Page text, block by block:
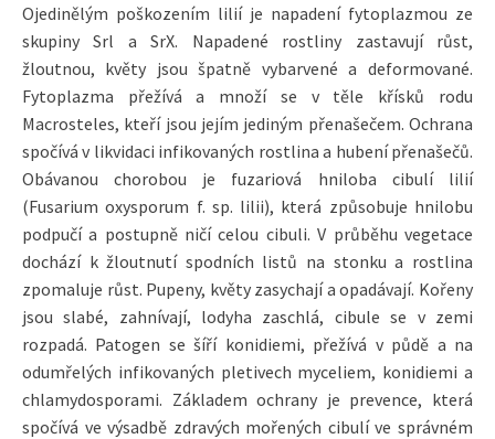
Ojedinělým poškozením lilií je napadení fytoplazmou ze
skupiny Srl a SrX. Napadené rostliny zastavují růst,
žloutnou, květy jsou špatně vybarvené a deformované.
Fytoplazma přežívá a množí se v těle křísků rodu
Macrosteles, kteří jsou jejím jediným přenašečem. Ochrana
spočívá v likvidaci infikovaných rostlina a hubení přenašečů.
Obávanou chorobou je fuzariová hniloba cibulí lilií
(Fusarium oxysporum f. sp. lilii), která způsobuje hnilobu
podpučí a postupně ničí celou cibuli. V průběhu vegetace
dochází k žloutnutí spodních listů na stonku a rostlina
zpomaluje růst. Pupeny, květy zasychají a opadávají. Kořeny
jsou slabé, zahnívají, lodyha zaschlá, cibule se v zemi
rozpadá. Patogen se šíří konidiemi, přežívá v půdě a na
odumřelých infikovaných pletivech myceliem, konidiemi a
chlamydosporami. Základem ochrany je prevence, která
spočívá ve výsadbě zdravých mořených cibulí ve správném